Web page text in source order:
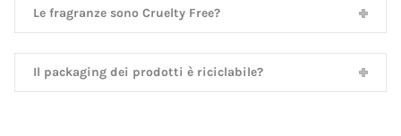
Le fragranze sono Cruelty Free?
Il packaging dei prodotti è riciclabile?